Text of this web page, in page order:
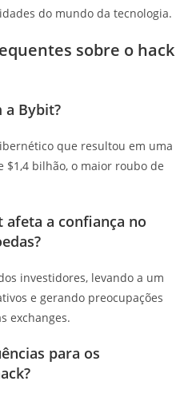
do mundo da tecnologia.
sobre o hack
a Bybit?
que resultou em uma
bilhão, o maior roubo de
afeta a confiança no
investidores, levando a um
e gerando preocupações
exchanges.
para os